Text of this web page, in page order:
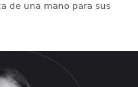
de una mano para sus